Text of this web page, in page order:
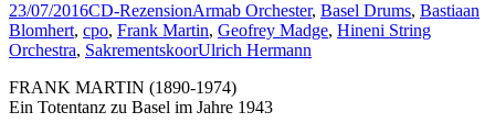
23/07/2016CD-RezensionArmab Orchester, Basel Drums, Bastiaan
Blomhert, cpo, Frank Martin, Geofrey Madge, Hineni String
Orchestra, SakrementskoorUlrich Hermann
FRANK MARTIN (1890-1974)
Ein Totentanz zu Basel im Jahre 1943